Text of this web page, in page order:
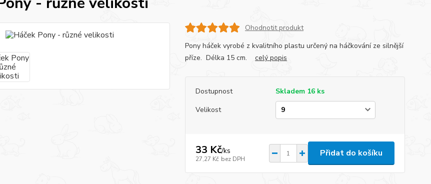
Ohodnotit produkt
Pony háček vyrobé z kvalitního plastu určený na háčkování ze silnější
příze. Délka 15 cm. celý popis
Dostupnost
Skladem 16 ks
Velikost
33 Kč/ks
27,27 Kč bez DPH
Přidat do košíku